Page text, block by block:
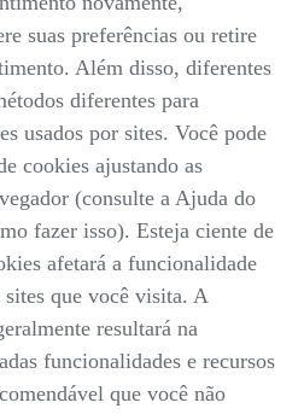
suas preferências ou retire
Além disso, diferentes
diferentes para
usados por sites. Você pode
cookies ajustando as
(consulte a Ajuda do
fazer isso). Esteja ciente de
afetará a funcionalidade
que você visita. A
resultará na
funcionalidades e recursos
que você não